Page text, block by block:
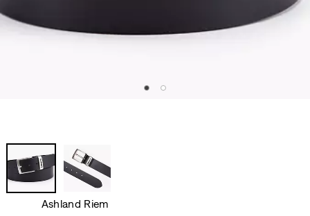
Ashland Riem